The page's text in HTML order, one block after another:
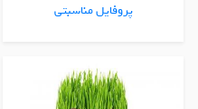
پروفایل مناسبتی